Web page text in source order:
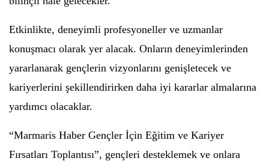
Etkinlikte, deneyimli profesyoneller ve uzmanlar
konuşmacı olarak yer alacak. Onların deneyimlerinden
yararlanarak gençlerin vizyonlarını genişletecek ve
kariyerlerini şekillendirirken daha iyi kararlar almalarına
yardımcı olacaklar.
“Marmaris Haber Gençler İçin Eğitim ve Kariyer
Fırsatları Toplantısı”, gençleri desteklemek ve onlara